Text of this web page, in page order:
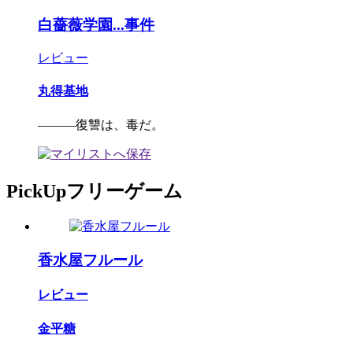
白薔薇学園...事件
レビュー
丸得基地
―――復讐は、毒だ。
PickUpフリーゲーム
香水屋フルール
レビュー
金平糖